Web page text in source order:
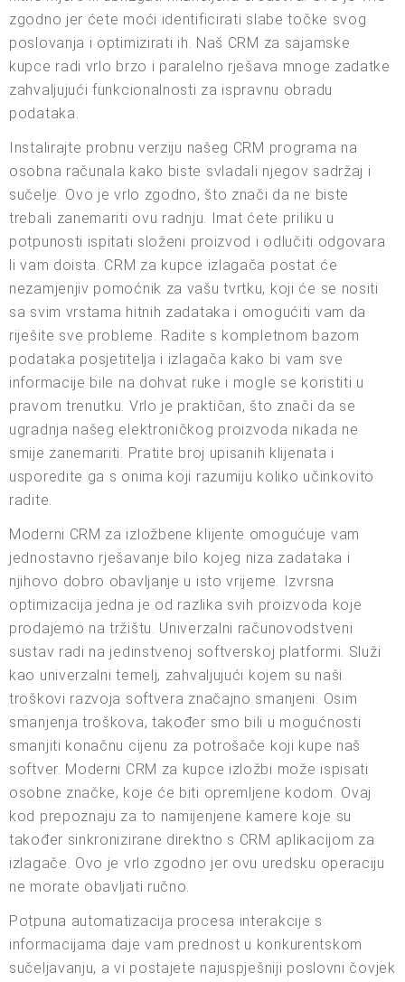
zgodno jer ćete moći identificirati slabe točke svog
poslovanja i optimizirati ih. Naš CRM za sajamske
kupce radi vrlo brzo i paralelno rješava mnoge zadatke
zahvaljujući funkcionalnosti za ispravnu obradu
podataka.
Instalirajte probnu verziju našeg CRM programa na
osobna računala kako biste svladali njegov sadržaj i
sučelje. Ovo je vrlo zgodno, što znači da ne biste
trebali zanemariti ovu radnju. Imat ćete priliku u
potpunosti ispitati složeni proizvod i odlučiti odgovara
li vam doista. CRM za kupce izlagača postat će
nezamjenjiv pomoćnik za vašu tvrtku, koji će se nositi
sa svim vrstama hitnih zadataka i omogućiti vam da
riješite sve probleme. Radite s kompletnom bazom
podataka posjetitelja i izlagača kako bi vam sve
informacije bile na dohvat ruke i mogle se koristiti u
pravom trenutku. Vrlo je praktičan, što znači da se
ugradnja našeg elektroničkog proizvoda nikada ne
smije zanemariti. Pratite broj upisanih klijenata i
usporedite ga s onima koji razumiju koliko učinkovito
radite.
Moderni CRM za izložbene klijente omogućuje vam
jednostavno rješavanje bilo kojeg niza zadataka i
njihovo dobro obavljanje u isto vrijeme. Izvrsna
optimizacija jedna je od razlika svih proizvoda koje
prodajemo na tržištu. Univerzalni računovodstveni
sustav radi na jedinstvenoj softverskoj platformi. Služi
kao univerzalni temelj, zahvaljujući kojem su naši
troškovi razvoja softvera značajno smanjeni. Osim
smanjenja troškova, također smo bili u mogućnosti
smanjiti konačnu cijenu za potrošače koji kupe naš
softver. Moderni CRM za kupce izložbi može ispisati
osobne značke, koje će biti opremljene kodom. Ovaj
kod prepoznaju za to namijenjene kamere koje su
također sinkronizirane direktno s CRM aplikacijom za
izlagače. Ovo je vrlo zgodno jer ovu uredsku operaciju
ne morate obavljati ručno.
Potpuna automatizacija procesa interakcije s
informacijama daje vam prednost u konkurentskom
sučeljavanju, a vi postajete najuspješniji poslovni čovjek